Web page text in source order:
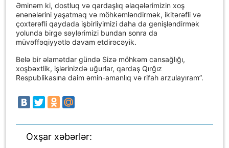
Əminəm ki, dostluq və qardaşlıq əlaqələrimizin xoş
ənənələrini yaşatmaq və möhkəmləndirmək, ikitərəfli və
çoxtərəfli qaydada işbirliyimizi daha da genişləndirmək
yolunda birgə səylərimizi bundan sonra da
müvəffəqiyyətlə davam etdirəcəyik.
Belə bir əlamətdar gündə Sizə möhkəm cansağlığı,
xoşbəxtlik, işlərinizdə uğurlar, qardaş Qırğız
Respublikasına daim əmin-amanlıq və rifah arzulayıram”.
Oxşar xəbərlər: